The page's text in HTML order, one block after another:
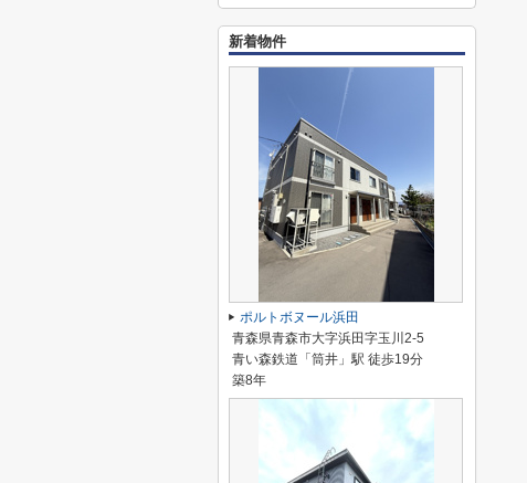
新着物件
ポルトボヌール浜田
青森県青森市大字浜田字玉川2-5
青い森鉄道「筒井」駅 徒歩19分
築8年